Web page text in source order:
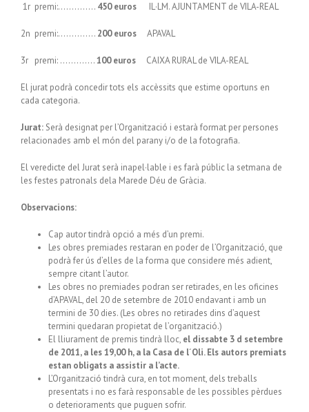
1r premi:………….. 450 euros IL·LM. AJUNTAMENT de VILA-REAL
2n premi:………….. 200 euros APAVAL
3r premi: ………….100 euros CAIXA RURAL de VILA-REAL
El jurat podrà concedir tots els accèssits que estime oportuns en
cada categoria.
Jurat: Serà designat per l’Organització i estarà format per persones
relacionades amb el món del parany i/o de la fotografia.
El veredicte del Jurat serà inapel·lable i es farà públic la setmana de
les festes patronals dela Marede Déu de Gràcia.
Observacions:
Cap autor tindrà opció a més d’un premi.
Les obres premiades restaran en poder de l’Organització, que
podrà fer ús d’elles de la forma que considere més adient,
sempre citant l’autor.
Les obres no premiades podran ser retirades, en les oficines
d’APAVAL, del 20 de setembre de 2010 endavant i amb un
termini de 30 dies. (Les obres no retirades dins d’aquest
termini quedaran propietat de l’organització.)
El lliurament de premis tindrà lloc, el dissabte 3 d setembre
de 2011, a les 19,00 h, a la Casa de l´Oli. Els autors premiats
estan obligats a assistir a l’acte.
L’Organització tindrà cura, en tot moment, dels treballs
presentats i no es farà responsable de les possibles pèrdues
o deterioraments que puguen sofrir.